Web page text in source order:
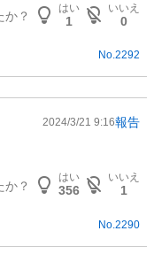
？
はい
1
いいえ
0
No.2292
2024/3/21 9:16報告
？
はい
356
いいえ
1
No.2290